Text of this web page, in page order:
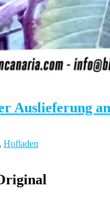
Auslieferung
, Hofladen